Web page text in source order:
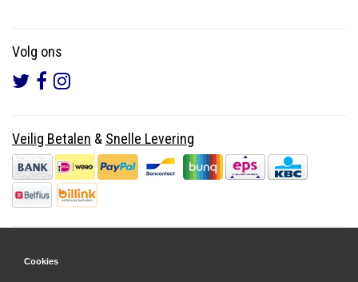
Volg ons
Veilig Betalen & Snelle Levering
Cookies